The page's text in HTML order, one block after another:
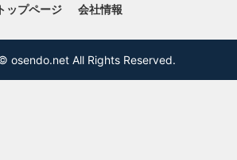
トップページ
会社情報
osendo.net All Rights Reserved.